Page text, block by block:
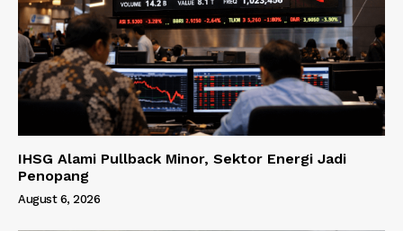
IHSG Alami Pullback Minor, Sektor Energi Jadi
Penopang
August 6, 2026